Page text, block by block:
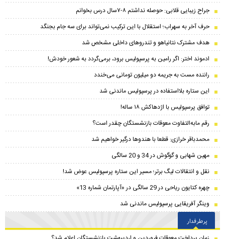
جراح زیبایی قلابی: حوصله نداشتم ۸-۷سال درس بخوانم
حرف آخر به سهراب؛ استقلال با این ترکیب نمی‌تواند برای سه جام بجنگد
هدف مشترک نتانیاهو و تندروهای داخلی مشخص شد
ادموند اختر: اگر رامین به پرسپولیس برود، برمی‌گردد به شعور خودش!
راننده مست به جریمه دو میلیون تومانی می‌خندد
این ستاره بلااستفاده در پرسپولیس ماندنی شد
توافق پرسپولیس با اژدهاکش ۱۸ ساله!
رقم مابه‌‌التفاوت معوقات بازنشستگان چقدر است؟
محمدباقر خرازی: قطعا با هندوها درگیر خواهیم شد
مهین شهابی و گوگوش در 34 و 20 سالگی
نقل و انتقالات لیگ برتر؛ مسیر این ستاره پرسپولیس عوض شد!
چهره کتایون ریاحی در 29 سالگی در «آپارتمان شماره 13»
وینگر آفریقایی پرسپولیس ماندنی شد
پرطرفدار